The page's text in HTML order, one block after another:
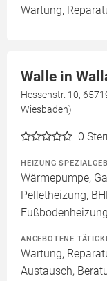
Wartung,
Walle in
Hessenstr. 10,
Wiesbaden)
0
HEIZUNG
Wärmepumpe,
Pelletheizung,
ANGEBOTENE
Wartung,
Austausch,